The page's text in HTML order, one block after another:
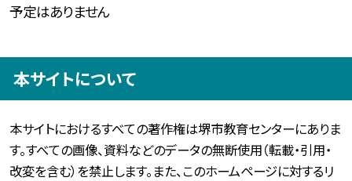
予定はありません
本サイトについて
本サイトにおけるすべての著作権は堺市教育センターにありま
す。すべての画像、資料などのデータの無断使用（転載・引用・
改変を含む）を禁止します。また、このホームページに対するリ